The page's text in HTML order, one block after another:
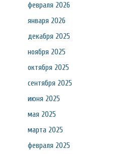
февраля 2026
января 2026
декабря 2025
ноября 2025
октября 2025
сентября 2025
июня 2025
мая 2025
марта 2025
февраля 2025